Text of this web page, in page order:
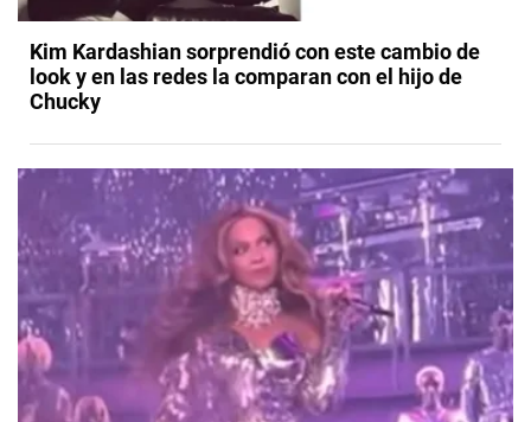
Kim Kardashian sorprendió con este cambio de
look y en las redes la comparan con el hijo de
Chucky